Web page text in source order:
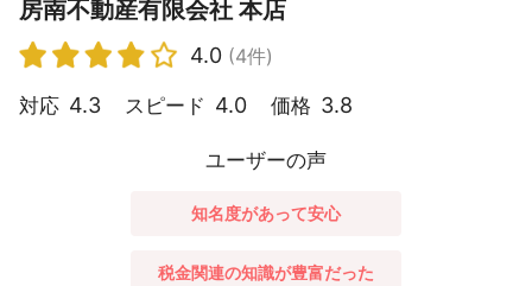
房南不動産有限会社 本店
4.0 (4件)
対応 4.3 スピード 4.0 価格 3.8
ユーザーの声
知名度があって安心
税金関連の知識が豊富だった